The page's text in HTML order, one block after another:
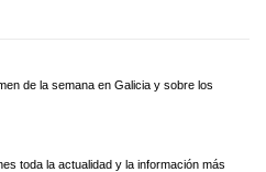
de la semana en Galicia y sobre los
toda la actualidad y la información más